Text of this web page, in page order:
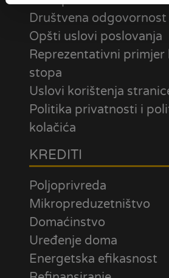
Društvena odgovornost
Opšti uslovi poslovanja
Reprezentativni primjer
stopa
Uslovi korištenja
Politika privatnosti i
kolačića
KREDITI
Poljoprivreda
Mikropreduzetništvo
Domaćinstvo
Uređenje doma
Energetska efikasnost